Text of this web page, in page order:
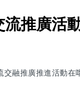
流推廣活
融推廣推進活動在